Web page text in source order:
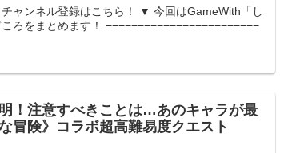
ャンネル登録はこちら！ ▼ 今回はGameWith「し
ろをまとめます！ −−−−−−−−−−−−−−−−−−−−−−−−
！注意すべきことは…あのキャラが最
冒険》コラボ超高難易度クエスト